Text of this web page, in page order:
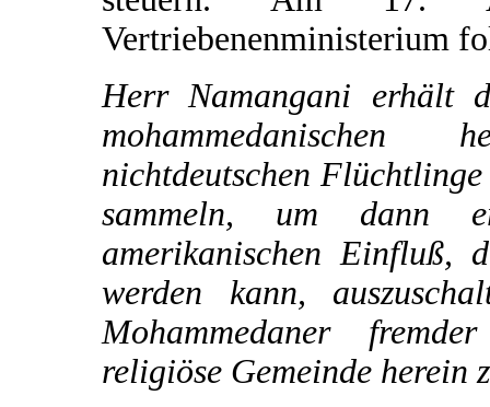
Vertriebenenministerium
Herr Namangani erhält
nichtdeutschen
sammeln, um dann
amerikanischen Einfluß,
werden kann,
Mohammedaner
religiöse Gemeinde herein